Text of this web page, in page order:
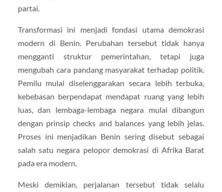
partai.
Transformasi ini menjadi fondasi utama demokrasi
modern di Benin. Perubahan tersebut tidak hanya
mengganti struktur pemerintahan, tetapi juga
mengubah cara pandang masyarakat terhadap politik.
Pemilu mulai diselenggarakan secara lebih terbuka,
kebebasan berpendapat mendapat ruang yang lebih
luas, dan lembaga-lembaga negara mulai dibangun
dengan prinsip checks and balances yang lebih jelas.
Proses ini menjadikan Benin sering disebut sebagai
salah satu negara pelopor demokrasi di Afrika Barat
pada era modern.
Meski demikian, perjalanan tersebut tidak selalu